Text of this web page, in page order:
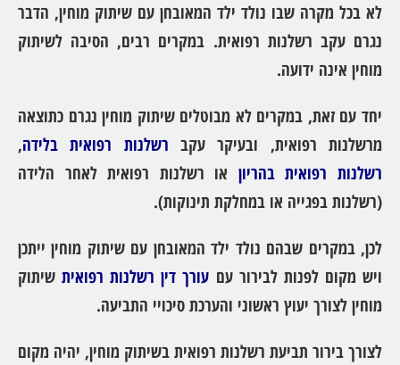
לא בכל מקרה שבו נולד ילד המאובחן עם שיתוק מוחין, הדבר
נגרם עקב רשלנות רפואית. במקרים רבים, הסיבה לשיתוק
מוחין אינה ידועה.
יחד עם זאת, במקרים לא מבוטלים שיתוק מוחין נגרם כתוצאה
מרשלנות רפואית, ובעיקר עקב רשלנות רפואית בלידה,
רשלנות רפואית בהריון או רשלנות רפואית לאחר הלידה
(רשלנות בפגייה או במחלקת תינוקות).
לכן, במקרים שבהם נולד ילד המאובחן עם שיתוק מוחין ייתכן
ויש מקום לפנות לבירור עם עורך דין רשלנות רפואיתשיתוק
מוחין לצורך יעוץ ראשוני והערכת סיכויי התביעה.
לצורך בירור תביעת רשלנות רפואית בשיתוק מוחין, יהיה מקום